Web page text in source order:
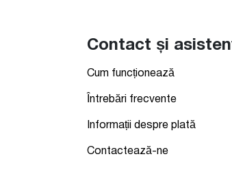
Contact și
Cum funcționează
Întrebări frecvente
Informații despre plată
Contactează-ne